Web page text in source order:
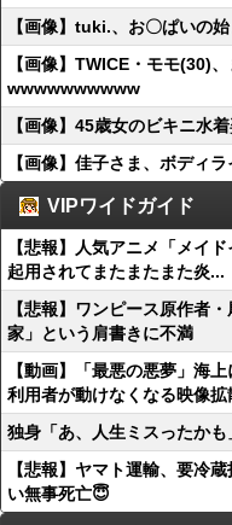
【画像】tuki.、お〇ぱいの
【画像】TWICE・モモ(30)
wwwwwwwwww
【画像】45歳女のビキニ
【画像】佳子さま、ボディ
VIPワイドガイド
【悲報】人気アニメ「メイ
起用されてまたまたまた炎...
【悲報】ワンピース原作者
家」という肩書きに不満
【動画】「最悪の悪夢」海
利用者が動けなくなる映像拡
独身「あ、人生ミスったか
【悲報】ヤマト運輸、要冷
い無事死亡😇